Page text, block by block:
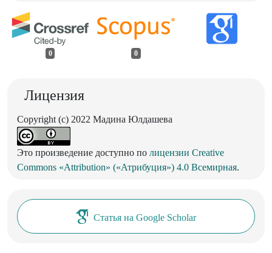
0 0
Лицензия
Copyright (c) 2022 Мадина Юлдашева
Это произведение доступно по лицензии Creative
Commons «Attribution» («Атрибуция») 4.0 Всемирная.
Статья на Google Scholar